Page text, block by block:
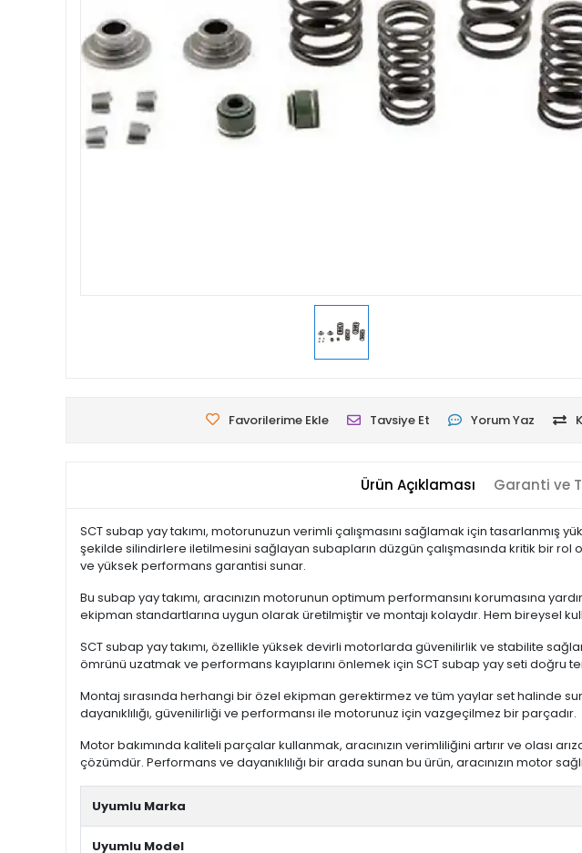
Favorilerime Ekle Tavsiye Et Yorum Yaz
Ürün Açıklaması Garanti ve
SCT subap yay takımı, motorunuzun verimli çalışmasını sağlamak için tasarlanmış
şekilde silindirlere iletilmesini sağlayan subapların düzgün çalışmasında kritik bir rol
ve yüksek performans garantisi sunar.
Bu subap yay takımı, aracınızın motorunun optimum performansını korumasına
ekipman standartlarına uygun olarak üretilmiştir ve montajı kolaydır. Hem bireysel
SCT subap yay takımı, özellikle yüksek devirli motorlarda güvenilirlik ve stabilite
ömrünü uzatmak ve performans kayıplarını önlemek için SCT subap yay seti doğru
Montaj sırasında herhangi bir özel ekipman gerektirmez ve tüm yaylar set halinde
dayanıklılığı, güvenilirliği ve performansı ile motorunuz için vazgeçilmez bir parçadır.
Motor bakımında kaliteli parçalar kullanmak, aracınızın verimliliğini artırır ve olası
çözümdür. Performans ve dayanıklılığı bir arada sunan bu ürün, aracınızın motor
Uyumlu Marka
Uyumlu Model